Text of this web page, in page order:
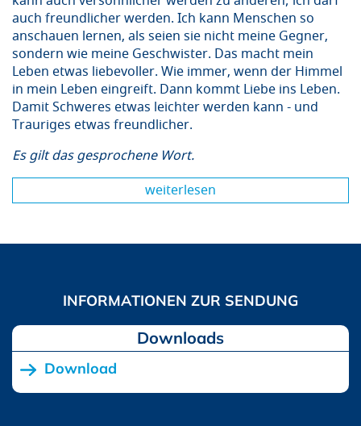
auch freundlicher werden. Ich kann Menschen so
anschauen lernen, als seien sie nicht meine Gegner,
sondern wie meine Geschwister. Das macht mein
Leben etwas liebevoller. Wie immer, wenn der Himmel
in mein Leben eingreift. Dann kommt Liebe ins Leben.
Damit Schweres etwas leichter werden kann - und
Trauriges etwas freundlicher.
Es gilt das gesprochene Wort.
weiterlesen
Downloads
Download